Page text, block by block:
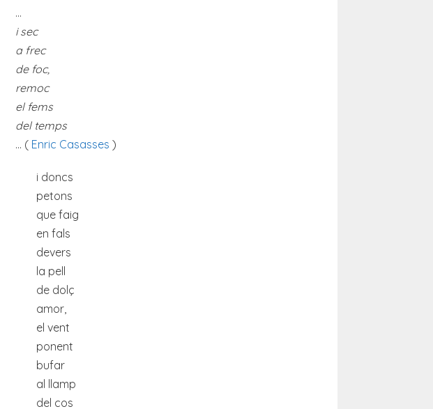
…
i sec
a frec
de foc,
remoc
el fems
del temps
… ( Enric Casasses )
i doncs
petons
que faig
en fals
devers
la pell
de dolç
amor,
el vent
ponent
bufar
al llamp
del cos